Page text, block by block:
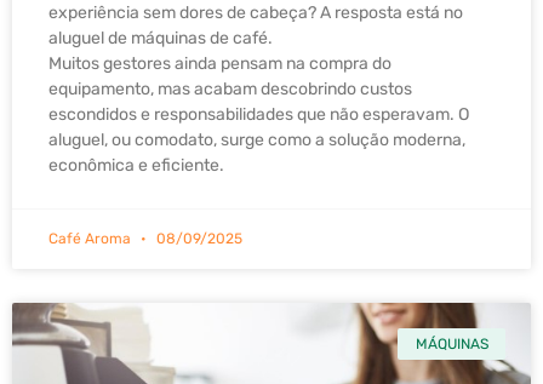
experiência sem dores de cabeça? A resposta está no
aluguel de máquinas de café.
Muitos gestores ainda pensam na compra do
equipamento, mas acabam descobrindo custos
escondidos e responsabilidades que não esperavam. O
aluguel, ou comodato, surge como a solução moderna,
econômica e eficiente.
Café Aroma 08/09/2025
MÁQUINAS